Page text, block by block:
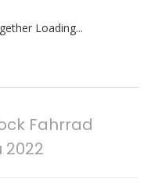
Loading...
Fahrrad